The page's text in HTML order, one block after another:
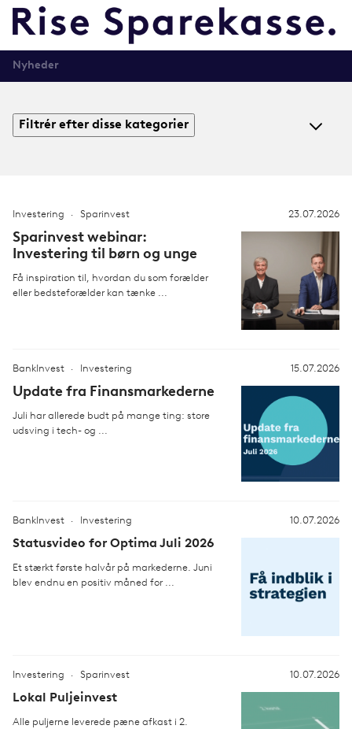
Nyheder
Filtrér efter disse kategorier
Investering Sparinvest 23.07.2026
Sparinvest webinar:
Investering til børn og unge
Få inspiration til, hvordan du som forælder
eller bedsteforælder kan tænke ...
BankInvest Investering 15.07.2026
Update fra Finansmarkederne
Juli har allerede budt på mange ting: store
udsving i tech- og ...
BankInvest Investering 10.07.2026
Statusvideo for Optima Juli 2026
Et stærkt første halvår på markederne. Juni
blev endnu en positiv måned for ...
Investering Sparinvest 10.07.2026
Lokal Puljeinvest
Alle puljerne leverede pæne afkast i 2.